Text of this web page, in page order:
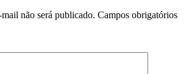
não será publicado. Campos obrigatórios